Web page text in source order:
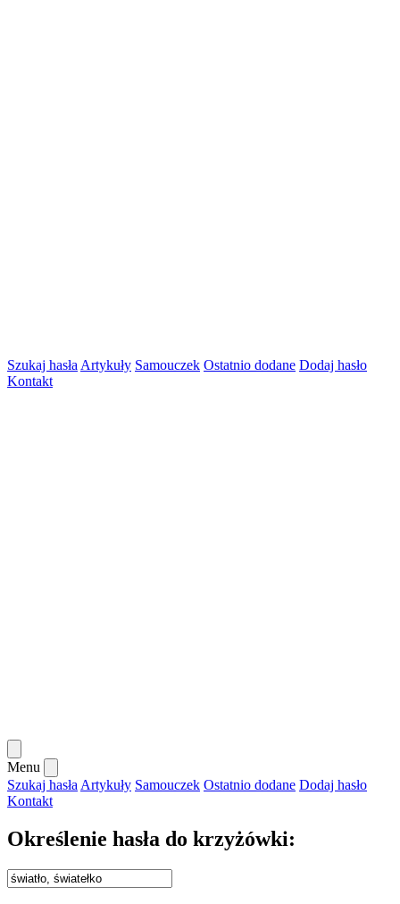
Szukaj hasła Artykuły Samouczek Ostatnio dodane Dodaj hasło
Kontakt
Menu
Szukaj hasła Artykuły Samouczek Ostatnio dodane Dodaj hasło
Kontakt
Określenie hasła do krzyżówki: